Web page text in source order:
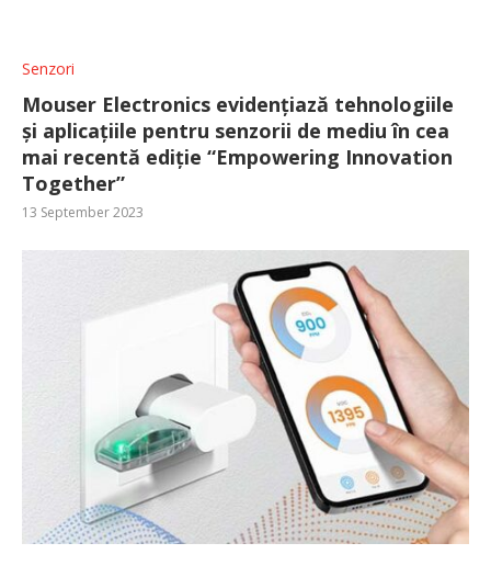
Senzori
Mouser Electronics evidențiază tehnologiile
și aplicațiile pentru senzorii de mediu în cea
mai recentă ediție “Empowering Innovation
Together”
13 September 2023